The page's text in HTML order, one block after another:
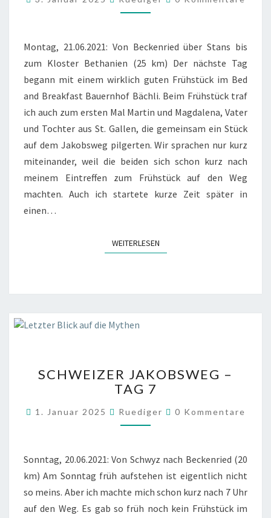
Montag, 21.06.2021: Von Beckenried über Stans bis
zum Kloster Bethanien (25 km) Der nächste Tag
begann mit einem wirklich guten Frühstück im Bed
and Breakfast Bauernhof Bächli. Beim Frühstück traf
ich auch zum ersten Mal Martin und Magdalena, Vater
und Tochter aus St. Gallen, die gemeinsam ein Stück
auf dem Jakobsweg pilgerten. Wir sprachen nur kurz
miteinander, weil die beiden sich schon kurz nach
meinem Eintreffen zum Frühstück auf den Weg
machten. Auch ich startete kurze Zeit später in
einen…
WEITERLESENWEITERLESEN
JAKOBSWEG
–
7
SCHWEIZER JAKOBSWEG –
TAG 7
1. Januar 2025 Ruediger Kommentare
0 Kommentare
Sonntag, 20.06.2021: Von Schwyz nach Beckenried (20
km) Am Sonntag früh aufstehen ist eigentlich nicht
so meins. Aber ich machte mich schon kurz nach 7 Uhr
auf den Weg. Es gab so früh noch kein Frühstück im